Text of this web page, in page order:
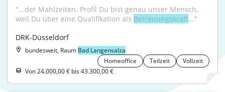
"...der Mahlzeiten. Profil Du bist genau unser Mensch,
weil Du über eine Qualifikation als Betreuungskraft..."
DRK-Düsseldorf
bundesweit, Raum Bad Langensalza
Homeoffice
Teilzeit
Vollzeit
Von 24.000,00 € bis 43.300,00 €